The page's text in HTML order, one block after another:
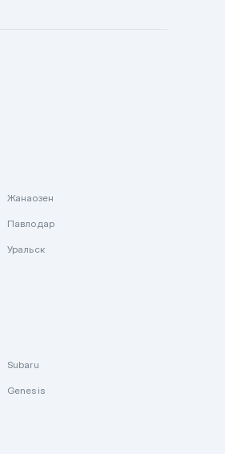
Жанаозен
Павлодар
Уральск
Subaru
Genesis